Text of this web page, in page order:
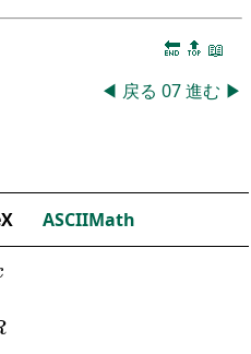
🔚 🔝 📖
◀ 戻る 07進む ▶
ASCIIMath